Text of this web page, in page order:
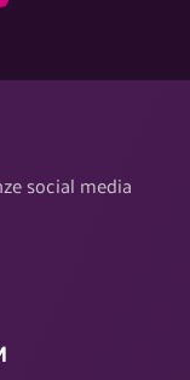
social media